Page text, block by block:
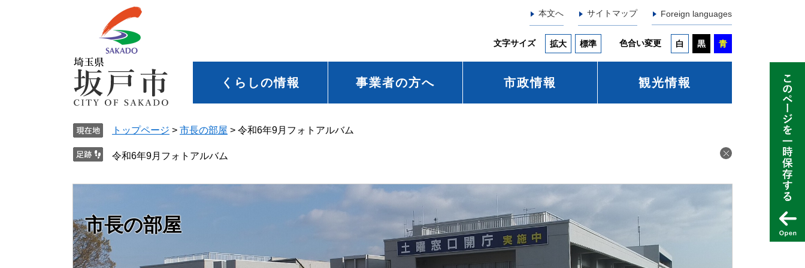
本文へ サイトマップ Foreign languages
文字サイズ 拡大 標準 色合い変更 白 黒 青
くらしの情報 事業者の方へ 市政情報 観光情報
トップページ > 市長の部屋 > 令和6年9月フォトアルバム
令和6年9月フォトアルバム
市長の部屋